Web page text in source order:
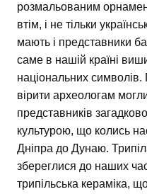
розмальованим
втім, і не тільки
мають і представники
саме в нашій країні
національних
вірити археологам
представників
культурою, що колись
Дніпра до Дунаю.
збереглися до наших
трипільська кераміка,